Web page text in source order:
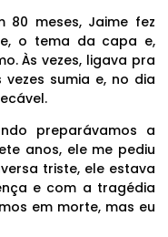
80 meses, Jaime fez
o tema da capa e,
Às vezes, ligava pra
sumia e, no dia
preparávamos a
anos, ele me pediu
triste, ele estava
e com a tragédia
em morte, mas eu